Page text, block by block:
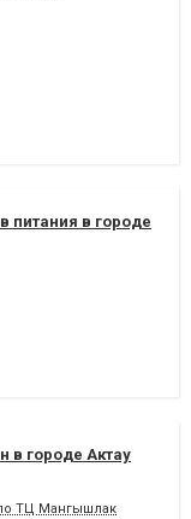
питания в городе
в городе Актау
ТЦ Мангышлак